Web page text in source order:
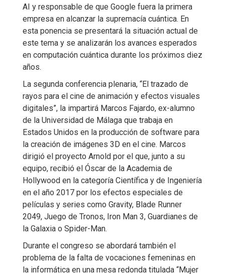
AI y responsable de que Google fuera la primera
empresa en alcanzar la supremacía cuántica. En
esta ponencia se presentará la situación actual de
este tema y se analizarán los avances esperados
en computación cuántica durante los próximos diez
años.
La segunda conferencia plenaria, “El trazado de
rayos para el cine de animación y efectos visuales
digitales”, la impartirá Marcos Fajardo, ex-alumno
de la Universidad de Málaga que trabaja en
Estados Unidos en la producción de software para
la creación de imágenes 3D en el cine. Marcos
dirigió el proyecto Arnold por el que, junto a su
equipo, recibió el Óscar de la Academia de
Hollywood en la categoría Científica y de Ingeniería
en el año 2017 por los efectos especiales de
películas y series como Gravity, Blade Runner
2049, Juego de Tronos, Iron Man 3, Guardianes de
la Galaxia o Spider-Man.
Durante el congreso se abordará también el
problema de la falta de vocaciones femeninas en
la informática en una mesa redonda titulada “Mujer